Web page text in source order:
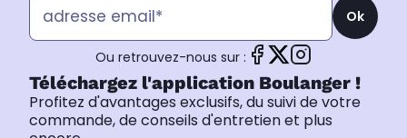
Ok
Ou retrouvez-nous sur :
Téléchargez l'application Boulanger !
Profitez d'avantages exclusifs, du suivi de votre
commande, de conseils d'entretien et plus